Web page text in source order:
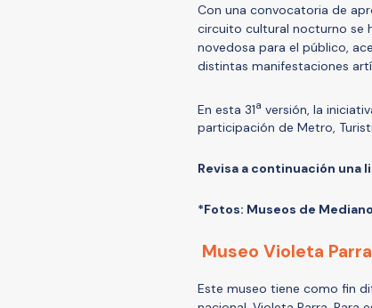
Con una convocatoria de
circuito cultural nocturno se
novedosa para el público,
distintas manifestaciones
En esta 31a versión, la
participación de Metro,
Revisa a continuación una
*Fotos: Museos de
Museo Violeta Parra
Este museo tiene como fin